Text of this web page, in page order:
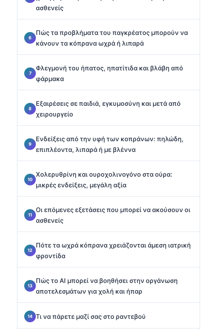
ασθενείς
Πώς τα προβλήματα του παγκρέατος μπορούν να
κάνουν τα κόπρανα ωχρά ή λιπαρά
Φλεγμονή του ήπατος, ηπατίτιδα και βλάβη από
φάρμακα
Εξαιρέσεις σε παιδιά, εγκυμοσύνη και μετά από
χειρουργείο
Ενδείξεις από την υφή των κοπράνων: πηλώδη,
επιπλέοντα, λιπαρά ή με βλέννα
Χολερυθρίνη και ουροχολινογόνο στα ούρα:
μικρές ενδείξεις, μεγάλη αξία
Οι επόμενες εξετάσεις που μπορεί να ακούσουν οι
ασθενείς
Πότε τα ωχρά κόπρανα χρειάζονται άμεση ιατρική
φροντίδα
Πώς το AI μπορεί να βοηθήσει στην οργάνωση
αποτελεσμάτων για χολή και ήπαρ
Τι να πάρετε μαζί σας στο ραντεβού